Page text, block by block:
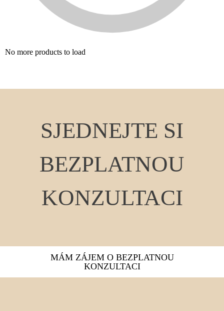
No more products to load
SJEDNEJTE SI
BEZPLATNOU
KONZULTACI
MÁM ZÁJEM O BEZPLATNOU
KONZULTACI